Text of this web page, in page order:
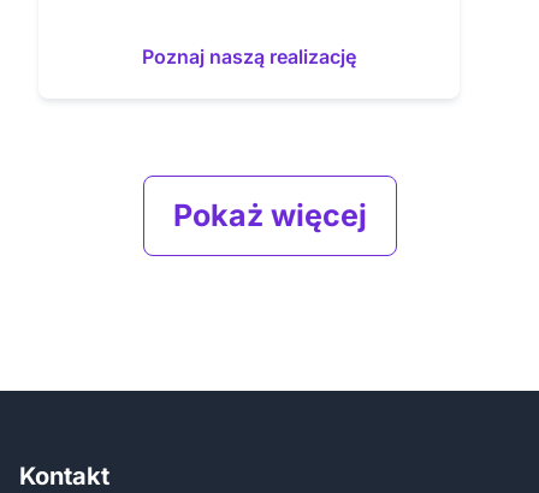
Poznaj naszą realizację
Pokaż więcej
Kontakt